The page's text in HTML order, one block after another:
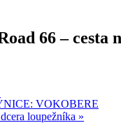
66 – cesta
VOKOBERE
loupežníka »